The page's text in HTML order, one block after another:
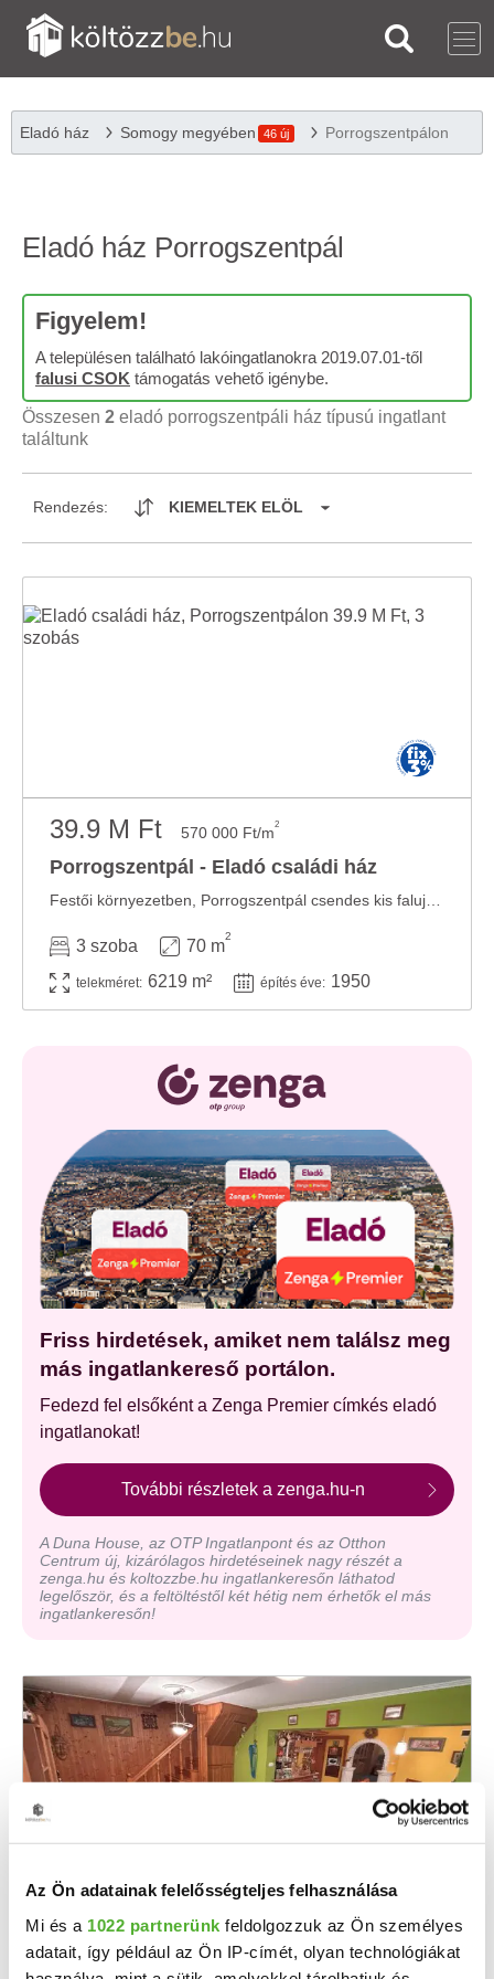
Az Ön adatainak felelősségteljes felhasználása
Mi és a 1022 partnerünk feldolgozzuk az Ön személyes
adatait, így például az Ön IP-címét, olyan technológiákat
Eladó ház Somogy megyében 46 új Porrogszentpálon
Eladó ház Porrogszentpál
Figyelem!
A településen található lakóingatlanokra 2019.07.01-től
falusi CSOK támogatás vehető igénybe.
Összesen 2 eladó porrogszentpáli ház típusú ingatlant
találtunk
Rendezés: KIEMELTEK ELÖL
39.9 M Ft 570 000 Ft/m2
Porrogszentpál - Eladó családi ház
3 szoba 70 m
2
telekméret: 6219 m² építés éve: 1950
Friss hirdetések, amiket nem találsz meg
más ingatlankereső portálon.
Fedezd fel elsőként a Zenga Premier címkés eladó
ingatlanokat!
További részletek a zenga.hu-n
A Duna House, az OTP Ingatlanpont és az Otthon
Centrum új, kizárólagos hirdetéseinek nagy részét a
zenga.hu és koltozzbe.hu ingatlankeresőn láthatod
legelőször, és a feltöltéstől két hétig nem érhetők el más
ingatlankeresőn!
49.9 M Ft 389 844 Ft/m2
Porrogszentpál - Eladó családi ház